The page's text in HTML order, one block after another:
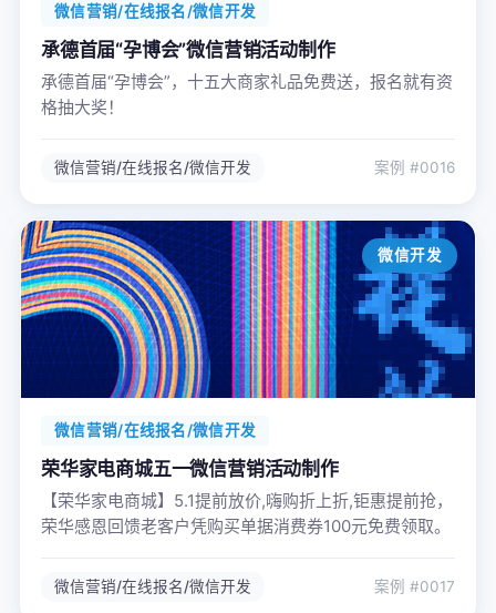
微信营销/在线报名/微信开发
承德首届“孕博会”微信营销活动制作
承德首届“孕博会”，十五大商家礼品免费送，报名就有资
格抽大奖！
微信营销/在线报名/微信开发 案例 #0016
微信开发
微信营销/在线报名/微信开发
荣华家电商城五一微信营销活动制作
【荣华家电商城】5.1提前放价,嗨购折上折,钜惠提前抢，
荣华感恩回馈老客户凭购买单据消费券100元免费领取。
微信营销/在线报名/微信开发 案例 #0017